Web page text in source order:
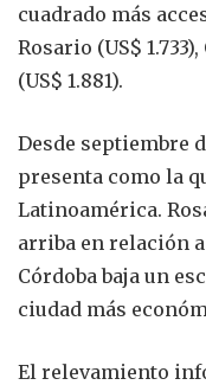
cuadrado más
Rosario (US$
(US$ 1.881).
Desde septiembre
presenta como la
Latinoamérica.
arriba en relación
Córdoba baja un
ciudad más
El relevamiento